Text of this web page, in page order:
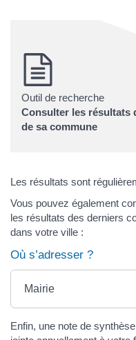
Outil de recherche
Consulter les résultats
de sa commune
Les résultats sont
Vous pouvez également
les résultats des derniers
dans votre ville :
Où s’adresser ?
Mairie
Enfin, une note de